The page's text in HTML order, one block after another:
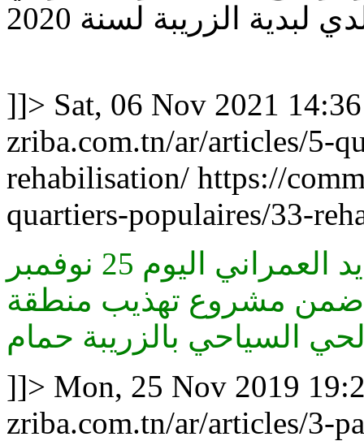
لبدية الزريبة لسنة 2020
]]> Sat, 06 Nov 2021
zriba.com.tn/ar/articles/5-
rehabilisation/ https://
quartiers-populaires/33-
انطلقت وكالة التهذيب والتجديد العمراني اليوم 25 نوفمبر
ضمن مشروع تهذيب منطقة
]]> Mon, 25 Nov 2019
zriba.com.tn/ar/articles/3-